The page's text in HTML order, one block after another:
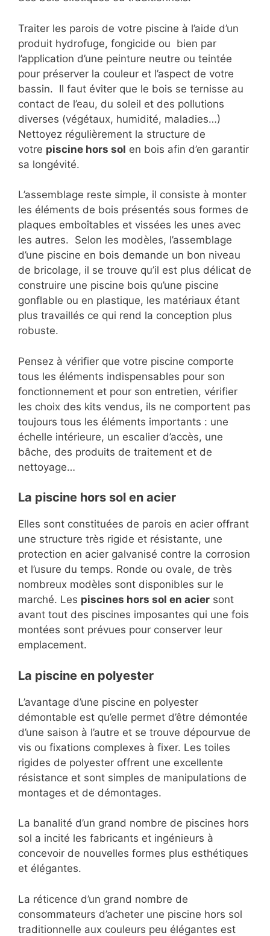
Traiter les parois de votre piscine à l’aide d’un
produit hydrofuge, fongicide ou bien par
l’application d’une peinture neutre ou teintée
pour préserver la couleur et l’aspect de votre
bassin. Il faut éviter que le bois se ternisse au
contact de l’eau, du soleil et des pollutions
diverses (végétaux, humidité, maladies…)
Nettoyez régulièrement la structure de
votre piscine hors sol en bois afin d’en garantir
sa longévité.
L’assemblage reste simple, il consiste à monter
les éléments de bois présentés sous formes de
plaques emboîtables et vissées les unes avec
les autres. Selon les modèles, l’assemblage
d’une piscine en bois demande un bon niveau
de bricolage, il se trouve qu’il est plus délicat de
construire une piscine bois qu’une piscine
gonflable ou en plastique, les matériaux étant
plus travaillés ce qui rend la conception plus
robuste.
Pensez à vérifier que votre piscine comporte
tous les éléments indispensables pour son
fonctionnement et pour son entretien, vérifier
les choix des kits vendus, ils ne comportent pas
toujours tous les éléments importants : une
échelle intérieure, un escalier d’accès, une
bâche, des produits de traitement et de
nettoyage…
La piscine hors sol en acier
Elles sont constituées de parois en acier offrant
une structure très rigide et résistante, une
protection en acier galvanisé contre la corrosion
et l’usure du temps. Ronde ou ovale, de très
nombreux modèles sont disponibles sur le
marché. Les piscines hors sol en acier sont
avant tout des piscines imposantes qui une fois
montées sont prévues pour conserver leur
emplacement.
La piscine en polyester
L’avantage d’une piscine en polyester
démontable est qu’elle permet d’être démontée
d’une saison à l’autre et se trouve dépourvue de
vis ou fixations complexes à fixer. Les toiles
rigides de polyester offrent une excellente
résistance et sont simples de manipulations de
montages et de démontages.
La banalité d’un grand nombre de piscines hors
sol a incité les fabricants et ingénieurs à
concevoir de nouvelles formes plus esthétiques
et élégantes.
La réticence d’un grand nombre de
consommateurs d’acheter une piscine hors sol
traditionnelle aux couleurs peu élégantes est